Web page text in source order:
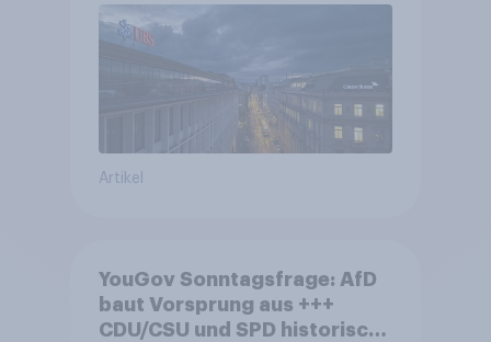
von Grossbanken steht
Artikel
YouGov Sonntagsfrage: AfD
baut Vorsprung aus +++
CDU/CSU und SPD historisch